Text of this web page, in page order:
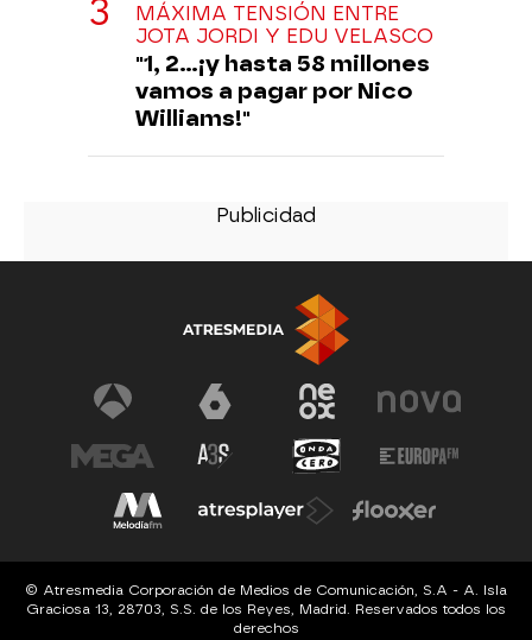
MÁXIMA TENSIÓN ENTRE
JOTA JORDI Y EDU VELASCO
"1, 2...¡y hasta 58 millones
vamos a pagar por Nico
Williams!"
© Atresmedia Corporación de Medios de Comunicación, S.A - A. Isla
Graciosa 13, 28703, S.S. de los Reyes, Madrid. Reservados todos los
derechos